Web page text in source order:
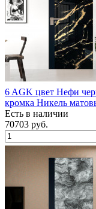
6 AGK цвет Нефи
кромка Никель
Есть в наличии
70703 руб.